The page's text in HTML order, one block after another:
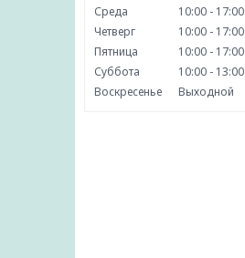
Среда
10:00
17:00
Четверг
10:00
17:00
Пятница
10:00
17:00
Суббота
10:00
13:00
Воскресенье
Выходной